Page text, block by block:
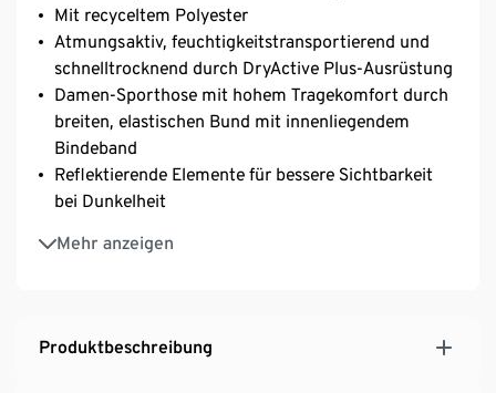
Mit recyceltem Polyester
Atmungsaktiv, feuchtigkeitstransportierend und
schnelltrocknend durch DryActive Plus-Ausrüstung
Damen-Sporthose mit hohem Tragekomfort durch
breiten, elastischen Bund mit innenliegendem
Bindeband
Reflektierende Elemente für bessere Sichtbarkeit
bei Dunkelheit
Mehr anzeigen
Kleine Reißverschluss-Gesäßtasche
Beinabschluss mit Reißverschluss und
voller Bewegungsfreiheit
Produktbeschreibung